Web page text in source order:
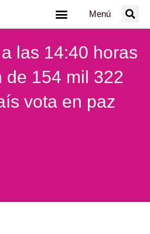
Menú
las 14:40 horas
de 154 mil 322
vota en paz